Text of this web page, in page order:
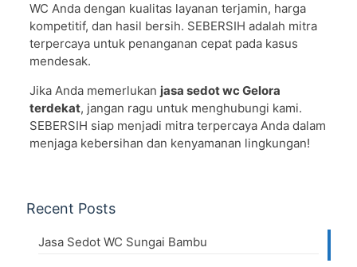
WC Anda dengan kualitas layanan terjamin, harga
kompetitif, dan hasil bersih. SEBERSIH adalah mitra
terpercaya untuk penanganan cepat pada kasus
mendesak.
Jika Anda memerlukan jasa sedot wc Gelora
terdekat, jangan ragu untuk menghubungi kami.
SEBERSIH siap menjadi mitra terpercaya Anda dalam
menjaga kebersihan dan kenyamanan lingkungan!
Recent Posts
Jasa Sedot WC Sungai Bambu